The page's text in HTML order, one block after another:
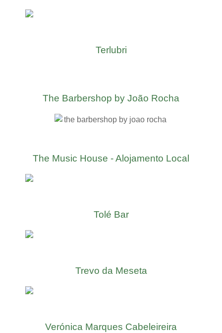
Terlubri
The Barbershop by João Rocha
The Music House - Alojamento Local
Tolé Bar
Trevo da Meseta
Verónica Marques Cabeleireira